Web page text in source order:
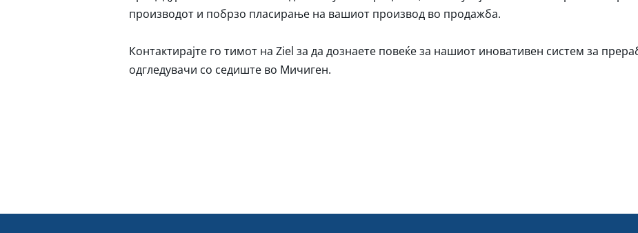
производот и побрзо пласирање на вашиот производ во продажба.
Контактирајте го тимот на Ziel за да дознаете повеќе за нашиот иновативен систем за
одгледувачи со седиште во Мичиген.